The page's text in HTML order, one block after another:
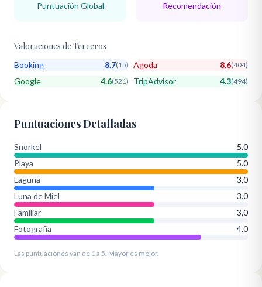
Puntuación Global Recomendación
Valoraciones de Terceros
Booking 8.7(15) Agoda 8.6(404)
Google 4.6(521) TripAdvisor 4.3(494)
Puntuaciones Detalladas
Snorkel
5.0
Playa
5.0
Laguna
3.0
Luna de Miel
3.0
Familiar
3.0
Fotografía
4.0
Las puntuaciones van de 1 a 5. Mayor es mejor.